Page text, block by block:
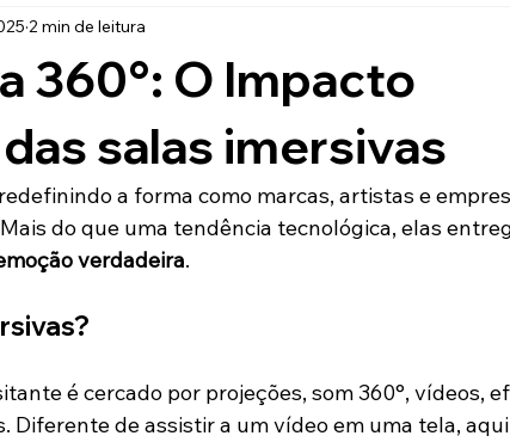
360°: O Impacto
salas imersivas
2 min de leitura
a forma como marcas, artistas e
do que uma tendência tecnológica, elas
verdadeira.
é cercado por projeções, som 360°, vídeos,
Diferente de assistir a um vídeo em uma tela,